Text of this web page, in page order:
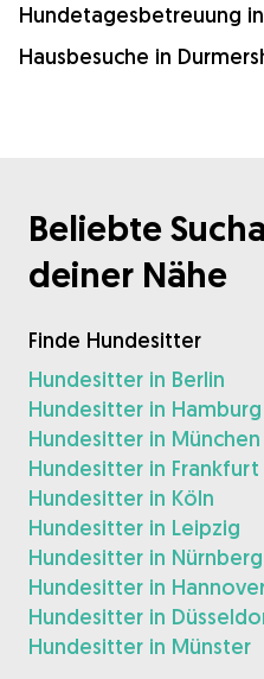
Hundetagesbetreuung
Hausbesuche in
Beliebte
deiner Nähe
Finde Hundesitter
Hundesitter in Berlin
Hundesitter in Hamburg
Hundesitter in München
Hundesitter in Frankfurt
Hundesitter in Köln
Hundesitter in Leipzig
Hundesitter in Nürnberg
Hundesitter in
Hundesitter in
Hundesitter in Münster